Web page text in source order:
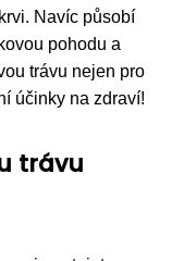
Navíc působí
pohodu a
trávu nejen pro
účinky na zdraví!
trávu